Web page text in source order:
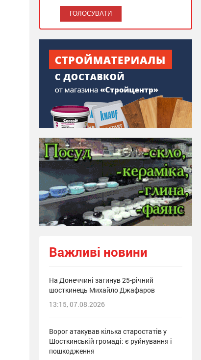
Важливі новини
На Донеччині загинув 25-річний
шосткинець Михайло Джафаров
13:15, 07.08.2026
Ворог атакував кілька старостатів у
Шосткинській громаді: є руйнування і
пошкодження